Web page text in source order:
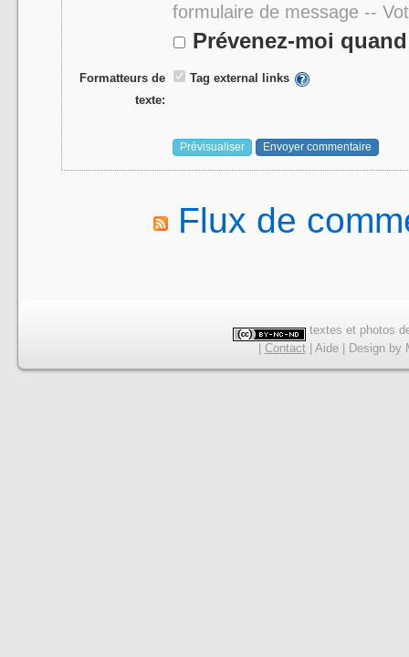
formulaire de message --
Prévenez-moi
Formatteurs de
texte:
Tag external links
Flux de
textes et photos
Contact| Aide| Designby